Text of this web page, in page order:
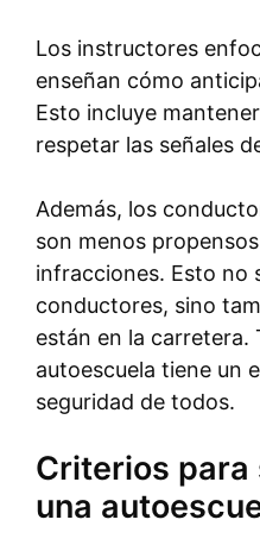
Los instructores
enseñan cómo
Esto incluye
respetar las señales
Además, los
son menos
infracciones. Esto no
conductores, sino
están en la carretera.
autoescuela tiene un
seguridad de todos.
Criterios
una